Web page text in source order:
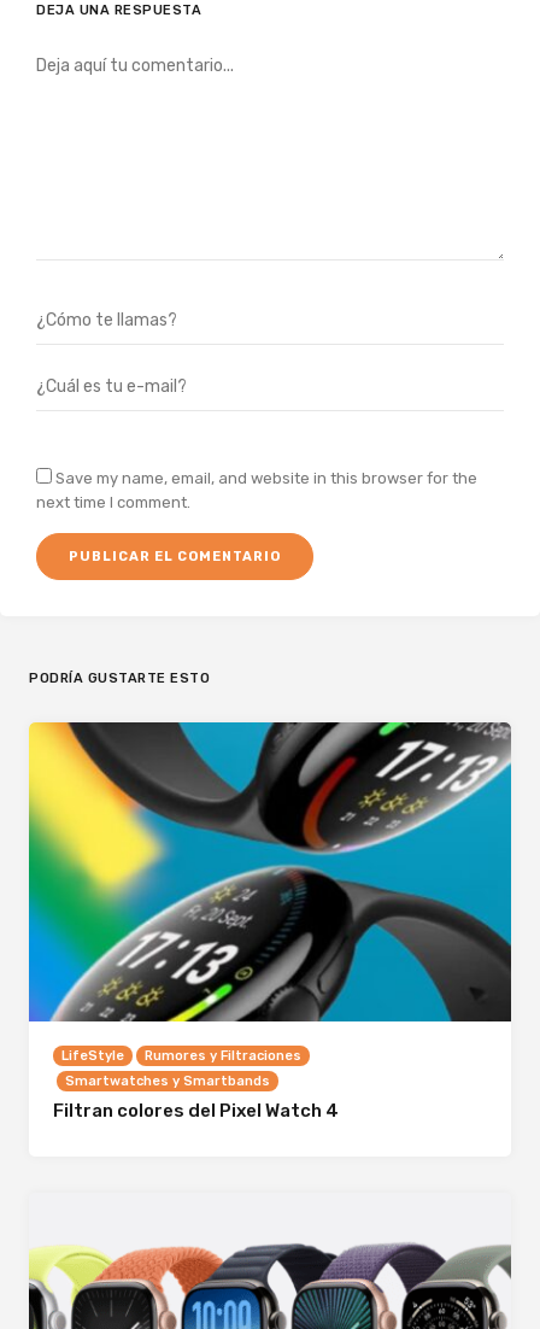
DEJA UNA RESPUESTA
Save my name, email, and website in this browser for the
next time I comment.
PODRÍA GUSTARTE ESTO
LifeStyle
Rumores y Filtraciones
Smartwatches y Smartbands
Filtran colores del Pixel Watch 4